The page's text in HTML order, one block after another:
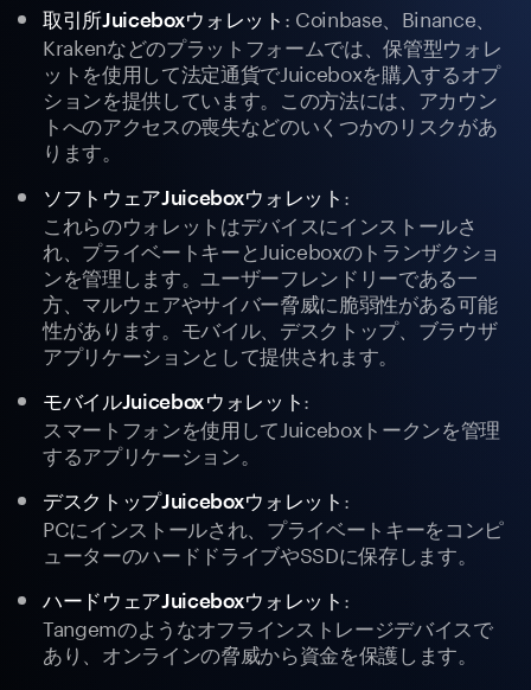
取引所Juiceboxウォレット : Coinbase、Binance、
Krakenなどのプラットフォームでは、保管型ウォレ
ットを使用して法定通貨でJuiceboxを購入するオプ
ションを提供しています。この方法には、アカウン
トへのアクセスの喪失などのいくつかのリスクがあ
ります。
ソフトウェアJuiceboxウォレット :
これらのウォレットはデバイスにインストールさ
れ、プライベートキーとJuiceboxのトランザクショ
ンを管理します。ユーザーフレンドリーである一
方、マルウェアやサイバー脅威に脆弱性がある可能
性があります。モバイル、デスクトップ、ブラウザ
アプリケーションとして提供されます。
モバイルJuiceboxウォレット :
スマートフォンを使用してJuiceboxトークンを管理
するアプリケーション。
デスクトップJuiceboxウォレット :
PCにインストールされ、プライベートキーをコンピ
ューターのハードドライブやSSDに保存します。
ハードウェアJuiceboxウォレット :
Tangemのようなオフラインストレージデバイスで
あり、オンラインの脅威から資金を保護します。